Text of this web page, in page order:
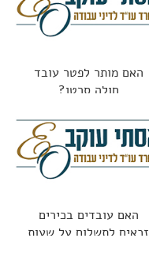
האם מותר לפטר עובד
חולה סרטן?
האם עובדים בכירים
זכאים לתשלום על שעות